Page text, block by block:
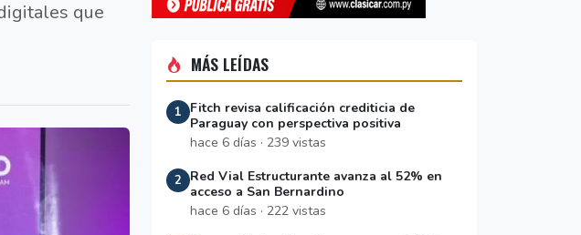
que
MÁS LEÍDAS
1
Fitch revisa calificación crediticia de
Paraguay con perspectiva positiva
hace 6 días · 239 vistas
2
Red Vial Estructurante avanza al 52% en
acceso a San Bernardino
hace 6 días · 222 vistas